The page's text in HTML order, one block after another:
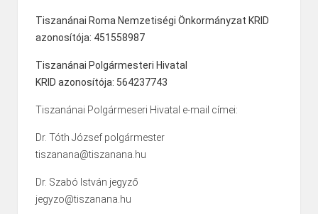
Tiszanánai Roma Nemzetiségi Önkormányzat KRID
azonosítója: 451558987
Tiszanánai Polgármesteri Hivatal
KRID azonosítója: 564237743
Tiszanánai Polgármeseri Hivatal e-mail címei:
Dr. Tóth József polgármester
tiszanana@tiszanana.hu
Dr. Szabó István jegyző
jegyzo@tiszanana.hu